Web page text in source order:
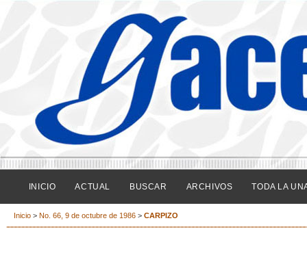
INICIO ACTUAL BUSCAR ARCHIVOS TODA LA
Inicio > No. 66, 9 de octubre de 1986 > CARPIZO